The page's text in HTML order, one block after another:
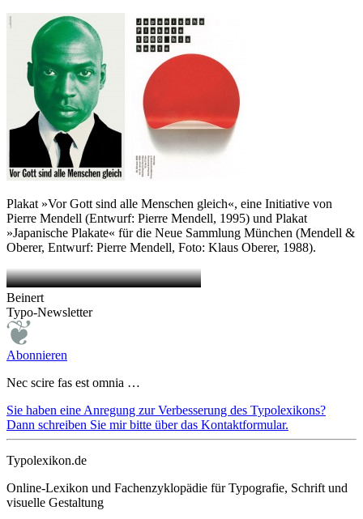
Plakat »Vor Gott sind alle Menschen gleich«, eine Initiative von
Pierre Mendell (Entwurf: Pierre Mendell, 1995) und Plakat
»Japanische Plakate« für die Neue Sammlung München (Mendell &
Oberer, Entwurf: Pierre Mendell, Foto: Klaus Oberer, 1988).
Beinert
Typo-Newsletter
Abonnieren
Nec scire fas est omnia …
Sie haben eine Anregung zur Verbesserung des Typolexikons?
Dann schreiben Sie mir bitte über das Kontaktformular.
Typolexikon.de
Online-Lexikon und Fachenzyklopädie für Typografie, Schrift und
visuelle Gestaltung